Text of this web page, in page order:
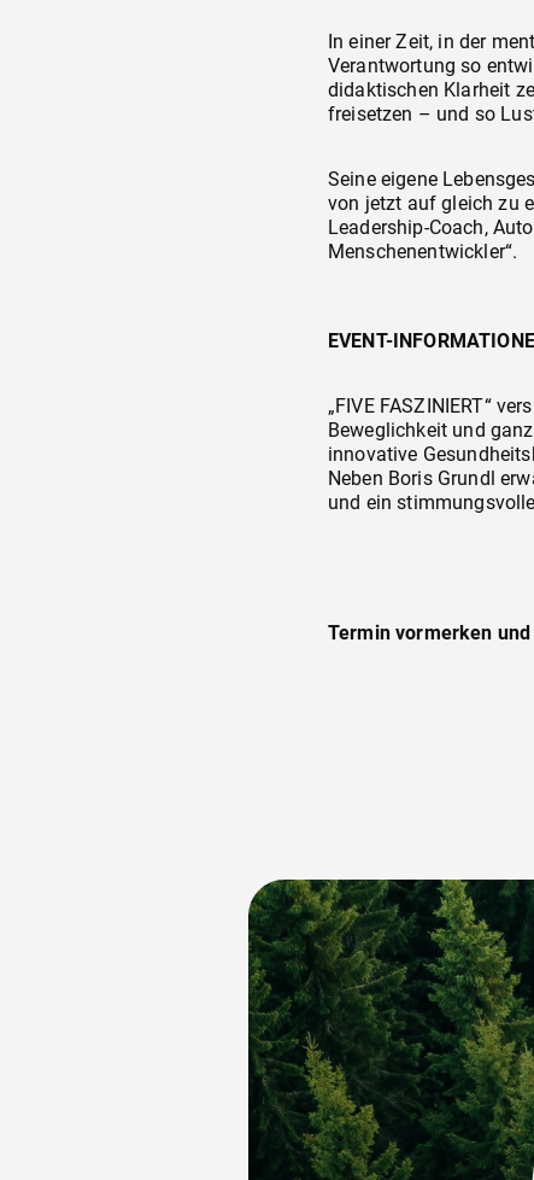
In einer Zeit, in der
Verantwortung so
didaktischen Klarheit
freisetzen – und so
Seine eigene
von jetzt auf gleich zu
Leadership-Coach,
Menschenentwickler“.
EVENT-
„FIVE FASZINIERT“
Beweglichkeit und
innovative
Neben Boris Grundl
und ein
Termin vormerken